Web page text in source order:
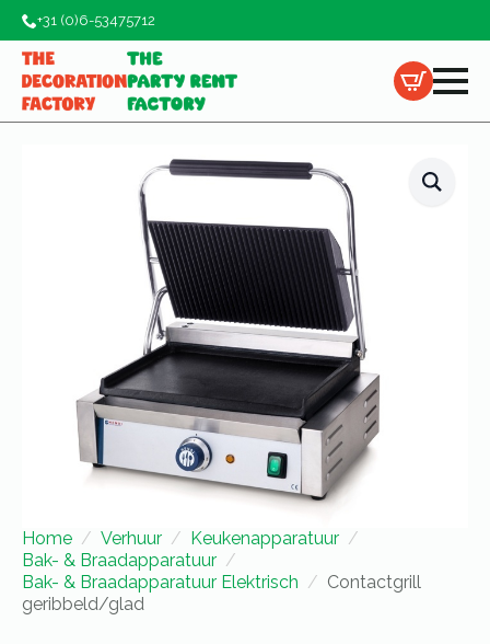
+31 (0)6-53475712
Home Verhuur
Keukenapparatuur
Bak- & Braadapparatuur
Bak- & Braadapparatuur Elektrisch
Contactgrill
geribbeld/glad